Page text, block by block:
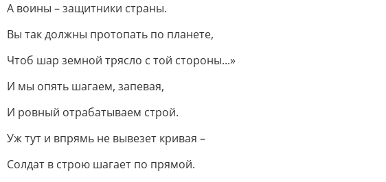
А воины – защитники страны.
Вы так должны протопать по планете,
Чтоб шар земной трясло с той стороны...»
И мы опять шагаем, запевая,
И ровный отрабатываем строй.
Уж тут и впрямь не вывезет кривая –
Солдат в строю шагает по прямой.